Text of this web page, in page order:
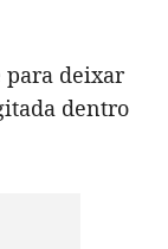
para deixar
dentro